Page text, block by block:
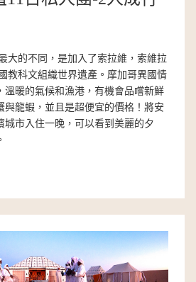
大的不同，是加入了索拉維，索維拉
教科文組織世界遺產。摩加哥異國情
溫暖的氣候和漁港，有機會品嚐新鮮
與龍蝦，並且是超便宜的價格！將安
城市入住一晚，可以看到美麗的夕